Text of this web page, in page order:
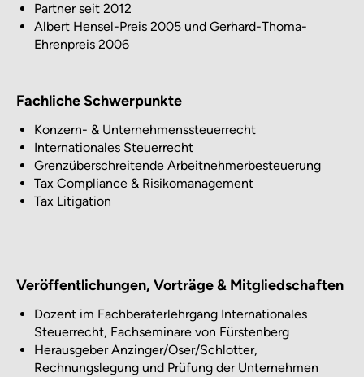
Partner seit 2012
Albert Hensel-Preis 2005 und Gerhard-Thoma-
Ehrenpreis 2006
Fachliche Schwerpunkte
Konzern- & Unternehmenssteuerrecht
Internationales Steuerrecht
Grenzüberschreitende Arbeitnehmerbesteuerung
Tax Compliance & Risikomanagement
Tax Litigation
Veröffentlichungen, Vorträge & Mitgliedschaften
Dozent im Fachberaterlehrgang Internationales
Steuerrecht, Fachseminare von Fürstenberg
Herausgeber Anzinger/Oser/Schlotter,
Rechnungslegung und Prüfung der Unternehmen